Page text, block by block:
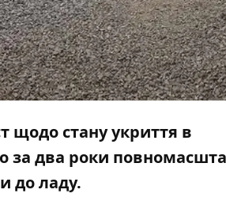
щодо стану укриття в
за два роки
до ладу.